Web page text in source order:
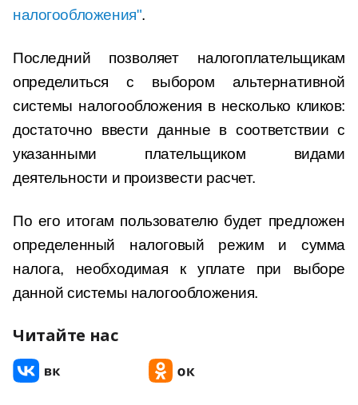
налогообложения".
Последний позволяет налогоплательщикам
определиться с выбором альтернативной
системы налогообложения в несколько кликов:
достаточно ввести данные в соответствии с
указанными плательщиком видами
деятельности и произвести расчет.
По его итогам пользователю будет предложен
определенный налоговый режим и сумма
налога, необходимая к уплате при выборе
данной системы налогообложения.
Читайте нас